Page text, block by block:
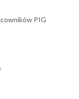
PIG